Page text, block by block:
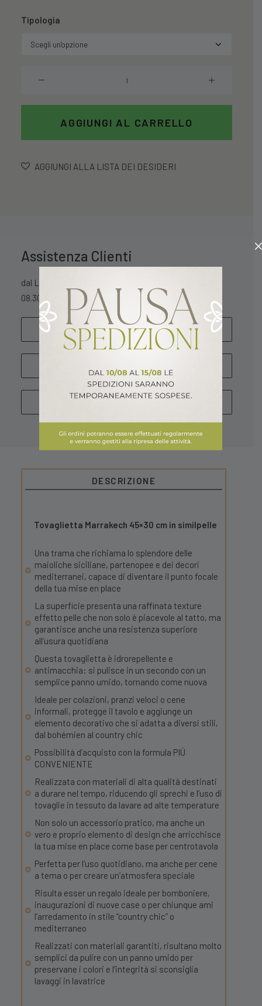
Tipologia
45x30
cm
quantità
AGGIUNGI AL CARRELLO
AGGIUNGI ALLA LISTA DEI DESIDERI
Assistenza Clienti
dal Lunedì al Sabato
08.30 – 13.00 / 15.30 – 18.30
SCRIVICI
DESCRIZIONE
Tovaglietta Marrakech 45×30 cm in similpelle
Una trama che richiama lo splendore delle
maioliche siciliane, partenopee e dei decori
mediterranei, capace di diventare il punto focale
della tua mise en place
La superficie presenta una raffinata texture
effetto pelle che non solo è piacevole al tatto, ma
garantisce anche una resistenza superiore
all’usura quotidiana
Questa tovaglietta è idrorepellente e
antimacchia: si pulisce in un secondo con un
semplice panno umido, tornando come nuova
Ideale per colazioni, pranzi veloci o cene
informali, protegge il tavolo e aggiunge un
elemento decorativo che si adatta a diversi stili,
dal bohémien al country chic
Possibilità d’acquisto con la formula PIÚ
CONVENIENTE
Realizzata con materiali di alta qualità destinati
a durare nel tempo, riducendo gli sprechi e l’uso di
tovaglie in tessuto da lavare ad alte temperature
Non solo un accessorio pratico, ma anche un
vero e proprio elemento di design che arricchisce
la tua mise en place come base per centrotavola
Perfetta per l’uso quotidiano, ma anche per cene
a tema o per creare un’atmosfera speciale
Risulta esser un regalo ideale per bomboniere,
inaugurazioni di nuove case o per chiunque ami
l’arredamento in stile “country chic” o
mediterraneo
Realizzati con materiali garantiti, risultano molto
semplici da pulire con un panno umido per
preservane i colori e l’integrità si sconsiglia
lavaggi in lavatrice